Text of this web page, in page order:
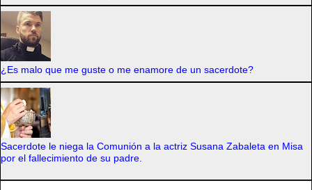
¿Es malo que me guste o me enamore de un sacerdote?
Sacerdote le niega la Comunión a la actriz Susana Zabaleta en Misa
por el fallecimiento de su padre.